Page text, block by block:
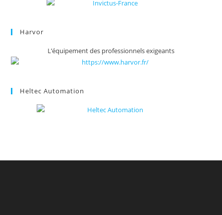
Harvor
L’équipement des professionnels exigeants
Heltec Automation